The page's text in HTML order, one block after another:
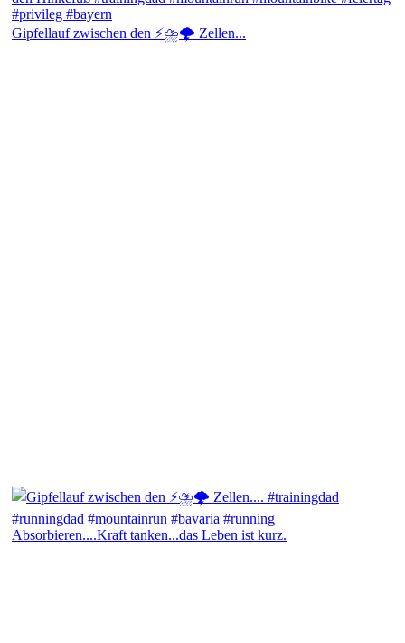
Gipfellauf zwischen den ⚡⛈️🌩️ Zellen...
Absorbieren....Kraft tanken...das Leben ist kurz.